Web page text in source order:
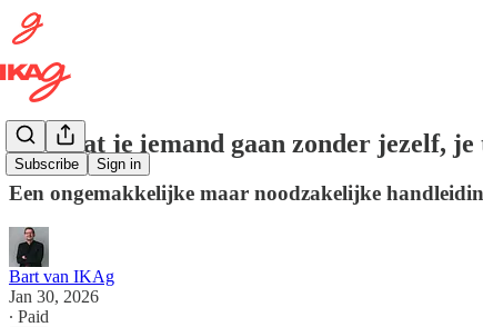
Subscribe Sign in
Hoe laat je iemand gaan zonder jezelf,
Een ongemakkelijke maar noodzakelijke
Bart van IKAg
Jan 30, 2026
∙ Paid